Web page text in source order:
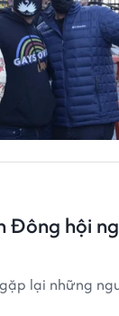
Đông hội
lại những